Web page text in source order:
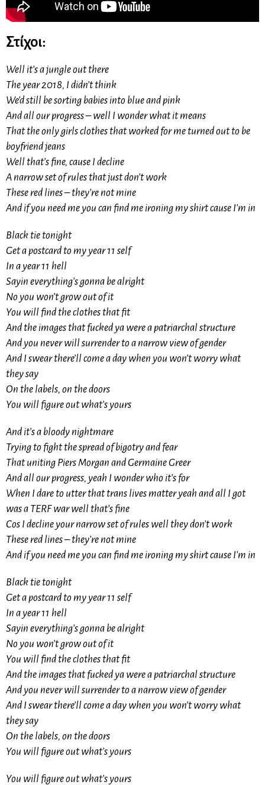
Στίχοι:
Well it’s a jungle out there
The year 2018, I didn’t think
We’d still be sorting babies into blue and pink
And all our progress – well I wonder what it means
That the only girls clothes that worked for me turned out to be
boyfriend jeans
Well that’s fine, cause I decline
A narrow set of rules that just don’t work
These red lines – they’re not mine
And if you need me you can find me ironing my shirt cause I’m in
Black tie tonight
Get a postcard to my year 11 self
In a year 11 hell
Sayin everything’s gonna be alright
No you won’t grow out of it
You will find the clothes that fit
And the images that fucked ya were a patriarchal structure
And you never will surrender to a narrow view of gender
And I swear there’ll come a day when you won’t worry what
they say
On the labels, on the doors
You will figure out what’s yours
And it’s a bloody nightmare
Trying to fight the spread of bigotry and fear
That uniting Piers Morgan and Germaine Greer
And all our progress, yeah I wonder who it’s for
When I dare to utter that trans lives matter yeah and all I got
was a TERF war well that’s fine
Cos I decline your narrow set of rules well they don’t work
These red lines – they’re not mine
And if you need me you can find me ironing my shirt cause I’m in
Black tie tonight
Get a postcard to my year 11 self
In a year 11 hell
Sayin everything’s gonna be alright
No you won’t grow out of it
You will find the clothes that fit
And the images that fucked ya were a patriarchal structure
And you never will surrender to a narrow view of gender
And I swear there’ll come a day when you won’t worry what
they say
On the labels, on the doors
You will figure out what’s yours
You will figure out what’s yours